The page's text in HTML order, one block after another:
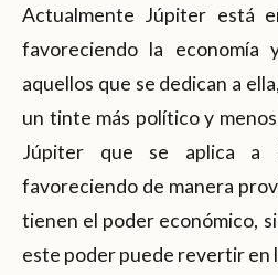
Actualmente Júpiter está
favoreciendo la economía
aquellos que se dedican a
un tinte más político y
Júpiter que se aplica a
favoreciendo de manera
tienen el poder económico,
este poder puede revertir en